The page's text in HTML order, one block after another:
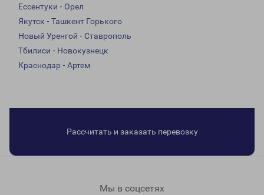
Ессентуки - Орел
Якутск - Ташкент Горького
Новый Уренгой - Ставрополь
Тбилиси - Новокузнецк
Краснодар - Артем
Рассчитать и заказать перевозку
Мы в соцсетях